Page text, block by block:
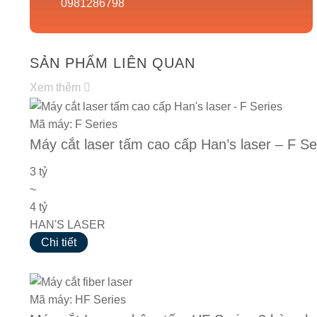
0981286798
SẢN PHẨM LIÊN QUAN
Xem thêm
Mã máy: F Series
Máy cắt laser tấm cao cấp Han’s laser – F
3 tỷ
~
4 tỷ
HAN'S LASER
Chi tiết
Mã máy: HF Series